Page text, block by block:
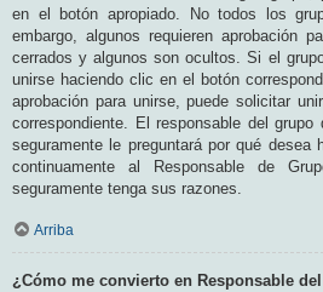
en el botón apropiado. No todos los
embargo, algunos requieren aprobación
cerrados y algunos son ocultos. Si el
unirse haciendo clic en el botón
aprobación para unirse, puede solicitar
correspondiente. El responsable del
seguramente le preguntará por qué desea
continuamente al Responsable de
seguramente tenga sus razones.
Arriba
¿Cómo me convierto en Responsable